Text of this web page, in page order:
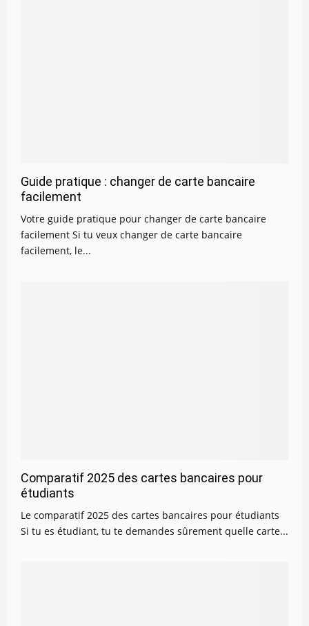
Guide pratique : changer de carte bancaire
facilement
Votre guide pratique pour changer de carte bancaire
facilement Si tu veux changer de carte bancaire
facilement, le...
Comparatif 2025 des cartes bancaires pour
étudiants
Le comparatif 2025 des cartes bancaires pour étudiants
Si tu es étudiant, tu te demandes sûrement quelle carte...